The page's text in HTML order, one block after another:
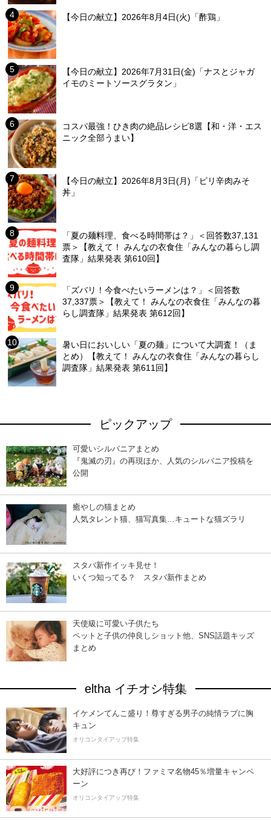
【今日の献立】2026年8月4日(火)「酢鶏」
【今日の献立】2026年7月31日(金)「ナスとジャガ
イモのミートソースグラタン」
コスパ最強！ひき肉の絶品レシピ8選【和・洋・エス
ニック全部うまい】
【今日の献立】2026年8月3日(月)「ピリ辛肉みそ
丼」
「夏の麺料理、食べる時間帯は？」＜回答数37,131
票＞【教えて！ みんなの衣食住「みんなの暮らし調
査隊」結果発表 第610回】
「ズバリ！今食べたいラーメンは？」＜回答数
37,337票＞【教えて！ みんなの衣食住「みんなの暮
らし調査隊」結果発表 第612回】
暑い日においしい「夏の麺」について大調査！（ま
とめ）【教えて！ みんなの衣食住「みんなの暮らし
調査隊」結果発表 第611回】
ピックアップ
可愛いシルバニアまとめ
『鬼滅の刃』の再現ほか、人気のシルバニア投稿を
公開
癒やしの猫まとめ
人気タレント猫、猫写真集…キュートな猫ズラリ
スタバ新作イッキ見せ！
いくつ知ってる？ スタバ新作まとめ
天使級に可愛い子供たち
ペットと子供の仲良しショット他、SNS話題キッズ
まとめ
eltha イチオシ特集
イケメンてんこ盛り！尊すぎる男子の純情ラブに胸
キュン
オリコンタイアップ特集
大好評につき再び！ファミマ名物45％増量キャンペ
ーン
オリコンタイアップ特集